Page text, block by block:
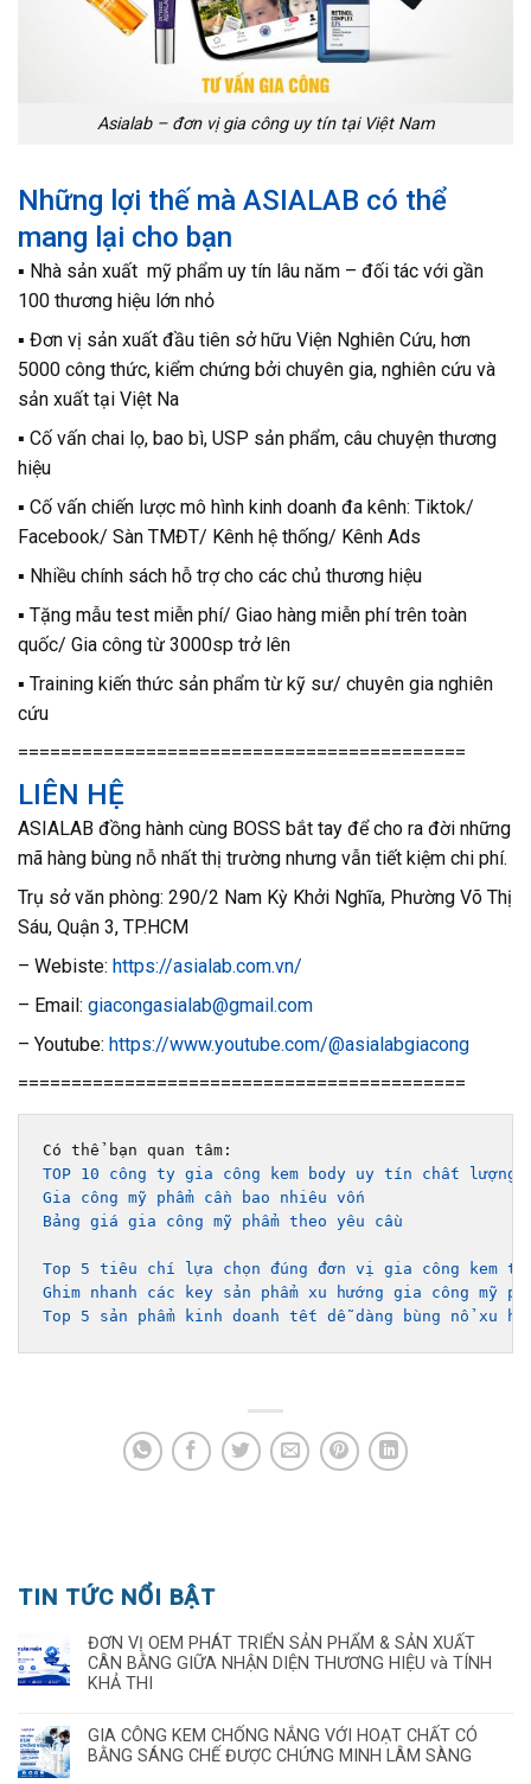
Asialab – đơn vị gia công uy tín tại Việt Nam
Những lợi thế mà ASIALAB có thể
mang lại cho bạn
▪️ Nhà sản xuất mỹ phẩm uy tín lâu năm – đối tác với gần
100 thương hiệu lớn nhỏ
▪️ Đơn vị sản xuất đầu tiên sở hữu Viện Nghiên Cứu, hơn
5000 công thức, kiểm chứng bởi chuyên gia, nghiên cứu và
sản xuất tại Việt Na
▪️ Cố vấn chai lọ, bao bì, USP sản phẩm, câu chuyện thương
hiệu
▪️ Cố vấn chiến lược mô hình kinh doanh đa kênh: Tiktok/
Facebook/ Sàn TMĐT/ Kênh hệ thống/ Kênh Ads
▪️ Nhiều chính sách hỗ trợ cho các chủ thương hiệu
▪️ Tặng mẫu test miễn phí/ Giao hàng miễn phí trên toàn
quốc/ Gia công từ 3000sp trở lên
▪️ Training kiến thức sản phẩm từ kỹ sư/ chuyên gia nghiên
cứu
==========================================
LIÊN HỆ
ASIALAB đồng hành cùng BOSS bắt tay để cho ra đời những
mã hàng bùng nỗ nhất thị trường nhưng vẫn tiết kiệm chi phí.
Trụ sở văn phòng: 290/2 Nam Kỳ Khởi Nghĩa, Phường Võ Thị
Sáu, Quận 3, TP.HCM
– Webiste: https://asialab.com.vn/
– Email: giacongasialab@gmail.com
– Youtube: https://www.youtube.com/@asialabgiacong
==========================================
TOP 10 công ty gia công kem body uy tín chất lượng
Gia công mỹ phẩm cần bao nhiêu vốn
Bảng giá gia công mỹ phẩm theo yêu cầu
Top 5 tiêu chí lựa chọn đúng đơn vị gia công kem
Ghim nhanh các key sản phẩm xu hướng gia công mỹ
Top 5 sản phẩm kinh doanh tết dễ dàng bùng nổ xu
TIN TỨC NỔI BẬT
ĐƠN VỊ OEM PHÁT TRIỂN SẢN PHẨM & SẢN XUẤT
CÂN BẰNG GIỮA NHẬN DIỆN THƯƠNG HIỆU và TÍNH
KHẢ THI
GIA CÔNG KEM CHỐNG NẮNG VỚI HOẠT CHẤT CÓ
BẰNG SÁNG CHẾ ĐƯỢC CHỨNG MINH LÂM SÀNG